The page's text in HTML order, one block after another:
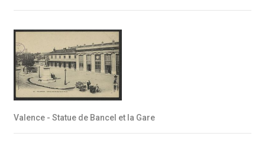
Valence - Statue de Bancel et la Gare